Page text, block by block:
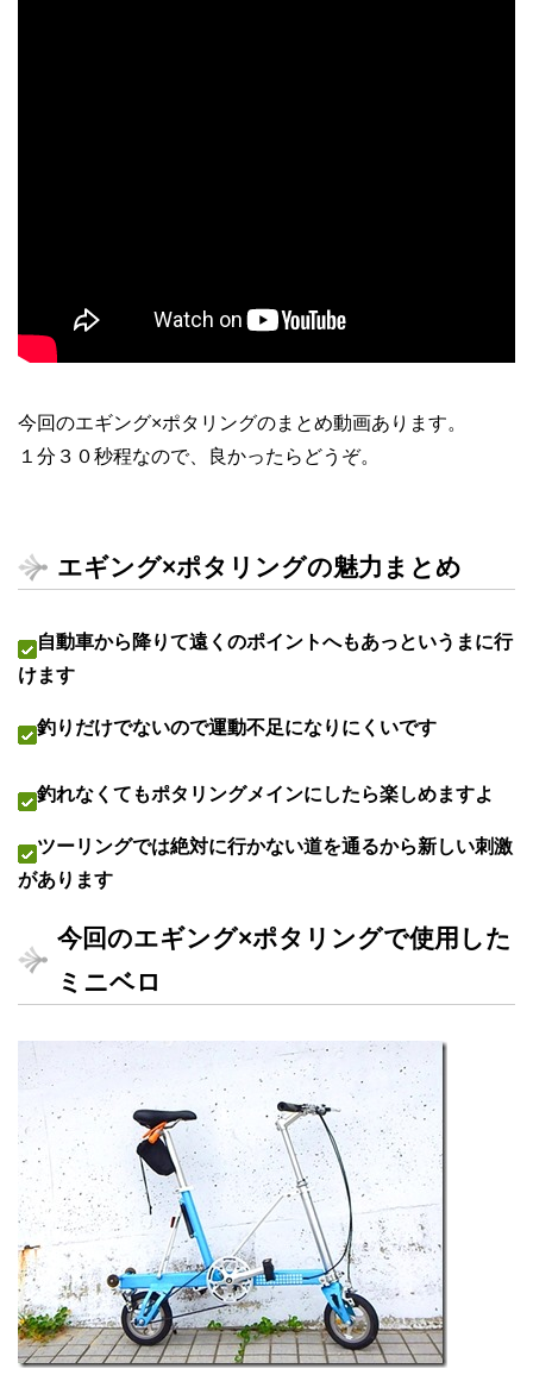
今回のエギング×ポタリングのまとめ動画あります。
１分３０秒程なので、良かったらどうぞ。
エギング×ポタリングの魅力まとめ
自動車から降りて遠くのポイントへもあっというまに行
けます
釣りだけでないので運動不足になりにくいです
釣れなくてもポタリングメインにしたら楽しめますよ
ツーリングでは絶対に行かない道を通るから新しい刺激
があります
今回のエギング×ポタリングで使用した
ミニベロ